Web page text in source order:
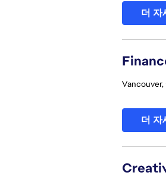
더 자
Vancouver,
더 자